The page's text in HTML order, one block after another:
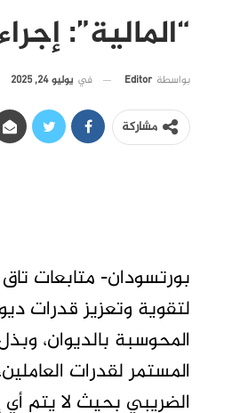
“المالية”:
بواسطة Editor في يوليو 24, 2025
مشاركة
بورتسودان- متابعات
لتقوية وتعزيز قدرات
المحوسبة بالديوان،
المستمر لقدرات
الضريبي بحيث لا يتم